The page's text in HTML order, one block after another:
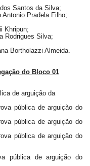
dos Santos da Silva;
Antonio Pradela Filho;
Khripun;
Rodrigues Silva;
Bortholazzi Almeida.
do Bloco 01
de arguição da
pública de arguição do
pública de arguição do
pública de arguição do
pública de arguição do